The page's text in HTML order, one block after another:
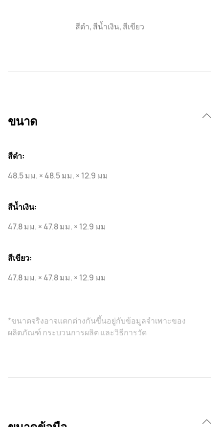
สีดำ, สีน้ำเงิน, สีเขียว
ขนาด
สีดํา:
48.5 มม. × 48.5 มม. × 12.9 มม
สีน้ำเงิน:
47.8 มม. × 47.8 มม. × 12.9 มม
สีเขียว:
47.8 มม. × 47.8 มม. × 12.9 มม
*ขนาดจริงอาจแตกต่างกันขึ้นอยู่กับข้อมูลจําเพาะของ
ผลิตภัณฑ์ กระบวนการผลิต และวิธีการวัด